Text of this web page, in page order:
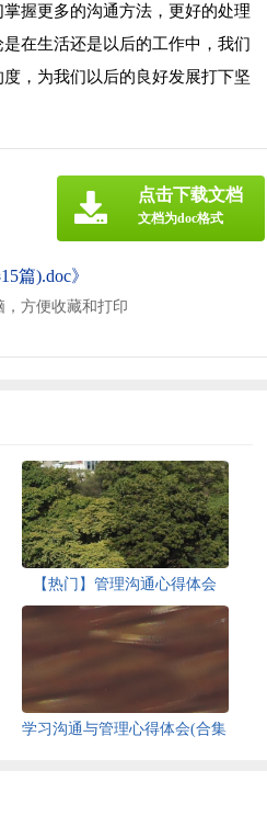
握更多的沟通方法，更好的处理
在生活还是以后的工作中，我们
，为我们以后的良好发展打下坚
篇).doc》
，方便收藏和打印
点击下载文档
文档为doc格式
【热门】管理沟通心得体会
学习沟通与管理心得体会(合集